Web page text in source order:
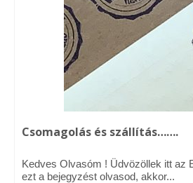
Vásárok, ahol velem is
Alapanyagok, kellékek
A termékek tisztítása
Ellynor története
Adatkezelési tájékoztató
Általános Szerződési
Csomagolás és szállítás…….
Kedves Olvasóm ! Üdvözöllek itt az
ezt a bejegyzést olvasod, akkor...